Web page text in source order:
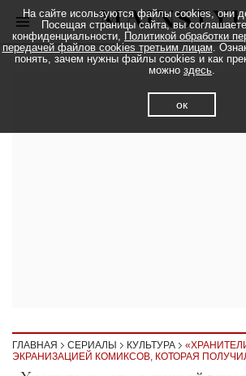
ГЛАВНАЯ СЕРИАЛЫ КУЛЬТУРА
ЭКРАНИЗАЦИЕЙ КОМИКСОВ, КОТОРАЯ
На сайте исользуются файлы cookies, они
Посещая страницы сайта, вы
конфиденциальности, Политикой обработки
передачей файлов cookies третьим лицам.
понять, зачем нужны файлы cookies и как
можно здесь.
ок